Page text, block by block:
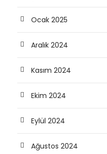
Ocak 2025
Aralık 2024
Kasım 2024
Ekim 2024
Eylül 2024
Ağustos 2024